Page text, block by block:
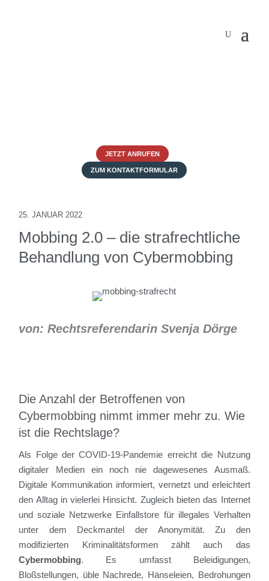
JETZT ANRUFEN
ZUM KONTAKTFORMULAR
25. JANUAR 2022
Mobbing 2.0 – die strafrechtliche
Behandlung von Cybermobbing
von: Rechtsreferendarin Svenja Dörge
Die Anzahl der Betroffenen von
Cybermobbing nimmt immer mehr zu. Wie
ist die Rechtslage?
Als Folge der COVID-19-Pandemie erreicht die Nutzung
digitaler Medien ein noch nie dagewesenes Ausmaß.
Digitale Kommunikation informiert, vernetzt und erleichtert
den Alltag in vielerlei Hinsicht. Zugleich bieten das Internet
und soziale Netzwerke Einfallstore für illegales Verhalten
unter dem Deckmantel der Anonymität. Zu den
modifizierten Kriminalitätsformen zählt auch das
Cybermobbing. Es umfasst Beleidigungen,
Bloßstellungen, üble Nachrede, Hänseleien, Bedrohungen